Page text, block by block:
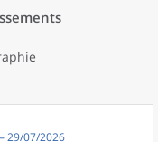
29/07/2026